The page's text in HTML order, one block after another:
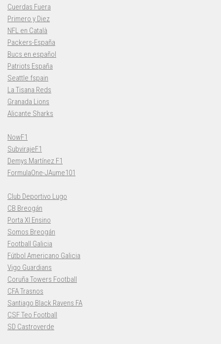
Cuerdas Fuera
Primero y Diez
NFL en Català
Packers-España
Bucs en español
Patriots España
Seattle fspain
La Tisana Reds
Granada Lions
Alicante Sharks
NowF1
SubvirajeF1
Demys Martínez F1
FormulaOne-JAume101
Club Deportivo Lugo
CB Breogán
Porta XI Ensino
Somos Breogán
Football Galicia
Fútbol Americano Galicia
Vigo Guardians
Coruña Towers Football
CFA Trasnos
Santiago Black Ravens FA
CSF Teo Football
SD Castroverde